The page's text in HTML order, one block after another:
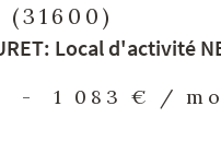
Local d'activité
- 1 083 € /